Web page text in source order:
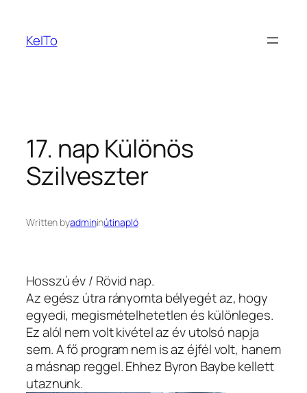
tartalomhoz
KeITo
17. nap Különös
Szilveszter
Written byadmininútinapló
Hosszú év / Rövid nap.
Az egész útra rányomta bélyegét az, hogy
egyedi, megismételhetetlen és különleges.
Ez alól nem volt kivétel az év utolsó napja
sem. A fő program nem is az éjfél volt, hanem
a másnap reggel. Ehhez Byron Baybe kellett
utaznunk.